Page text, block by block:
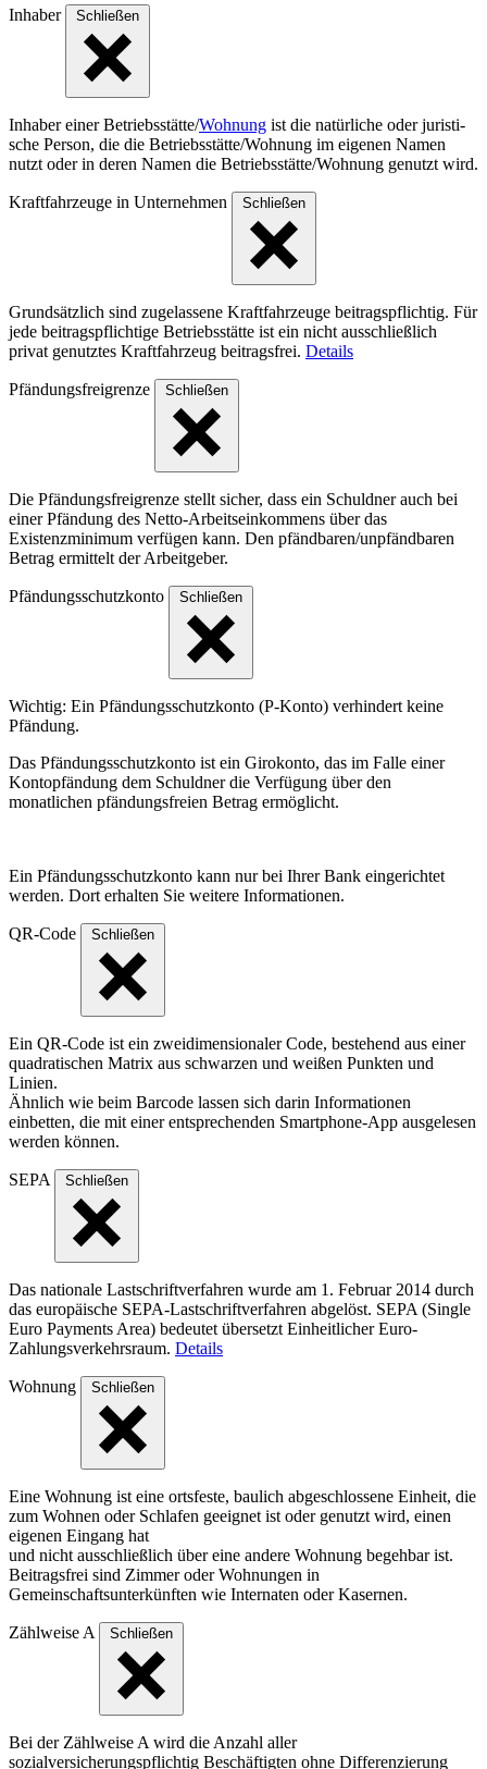
Inhaber Schließen
Inhaber einer Betriebs­stät­te/Wohnung ist die natür­liche oder juris­ti­
sche Person, die die Betriebs­stät­te/Woh­nung im eigenen Namen
nutzt oder in deren Namen die Betriebs­stät­te/Woh­nung genutzt wird.
Kraftfahrzeuge in Unternehmen Schließen
Grundsätzlich sind zugelassene Kraftfahrzeuge beitragspflichtig. Für
jede beitragspflichtige Betriebsstätte ist ein nicht ausschließlich
privat genutztes Kraftfahrzeug beitragsfrei. Details
Pfändungsfreigrenze Schließen
Die Pfändungsfreigrenze stellt sicher, dass ein Schuldner auch bei
einer Pfändung des Netto-Arbeitseinkommens über das
Existenzminimum verfügen kann. Den pfändbaren/unpfändbaren
Betrag ermittelt der Arbeitgeber.
Pfändungsschutzkonto Schließen
Wichtig: Ein Pfändungsschutzkonto (P-Konto) verhindert keine
Pfändung.
Das Pfändungsschutzkonto ist ein Girokonto, das im Falle einer
Kontopfändung dem Schuldner die Verfügung über den
monatlichen pfändungsfreien Betrag ermöglicht.
Ein Pfändungsschutzkonto kann nur bei Ihrer Bank eingerichtet
werden. Dort erhalten Sie weitere Informationen.
QR-Code Schließen
Ein QR-Code ist ein zweidimensionaler Code, bestehend aus einer
quadratischen Matrix aus schwarzen und weißen Punkten und
Linien.
Ähnlich wie beim Barcode lassen sich darin Informationen
einbetten, die mit einer entsprechenden Smartphone-App ausgelesen
werden können.
SEPA Schließen
Das nationale Lastschriftverfahren wurde am 1. Februar 2014 durch
das europäische SEPA-Lastschriftverfahren abgelöst. SEPA (Single
Euro Payments Area) bedeutet übersetzt Einheitlicher Euro-
Zahlungsverkehrsraum. Details
Wohnung Schließen
Eine Wohnung ist eine ortsfeste, baulich abgeschlossene Einheit, die
zum Wohnen oder Schlafen geeignet ist oder genutzt wird, einen
eigenen Eingang hat
und nicht ausschließlich über eine andere Wohnung begehbar ist.
Beitragsfrei sind Zimmer oder Wohnungen in
Gemeinschaftsunterkünften wie Internaten oder Kasernen.
Zählweise A Schließen
Bei der Zählweise A wird die Anzahl aller
sozialversicherungspflichtig Beschäftigten ohne Differenzierung